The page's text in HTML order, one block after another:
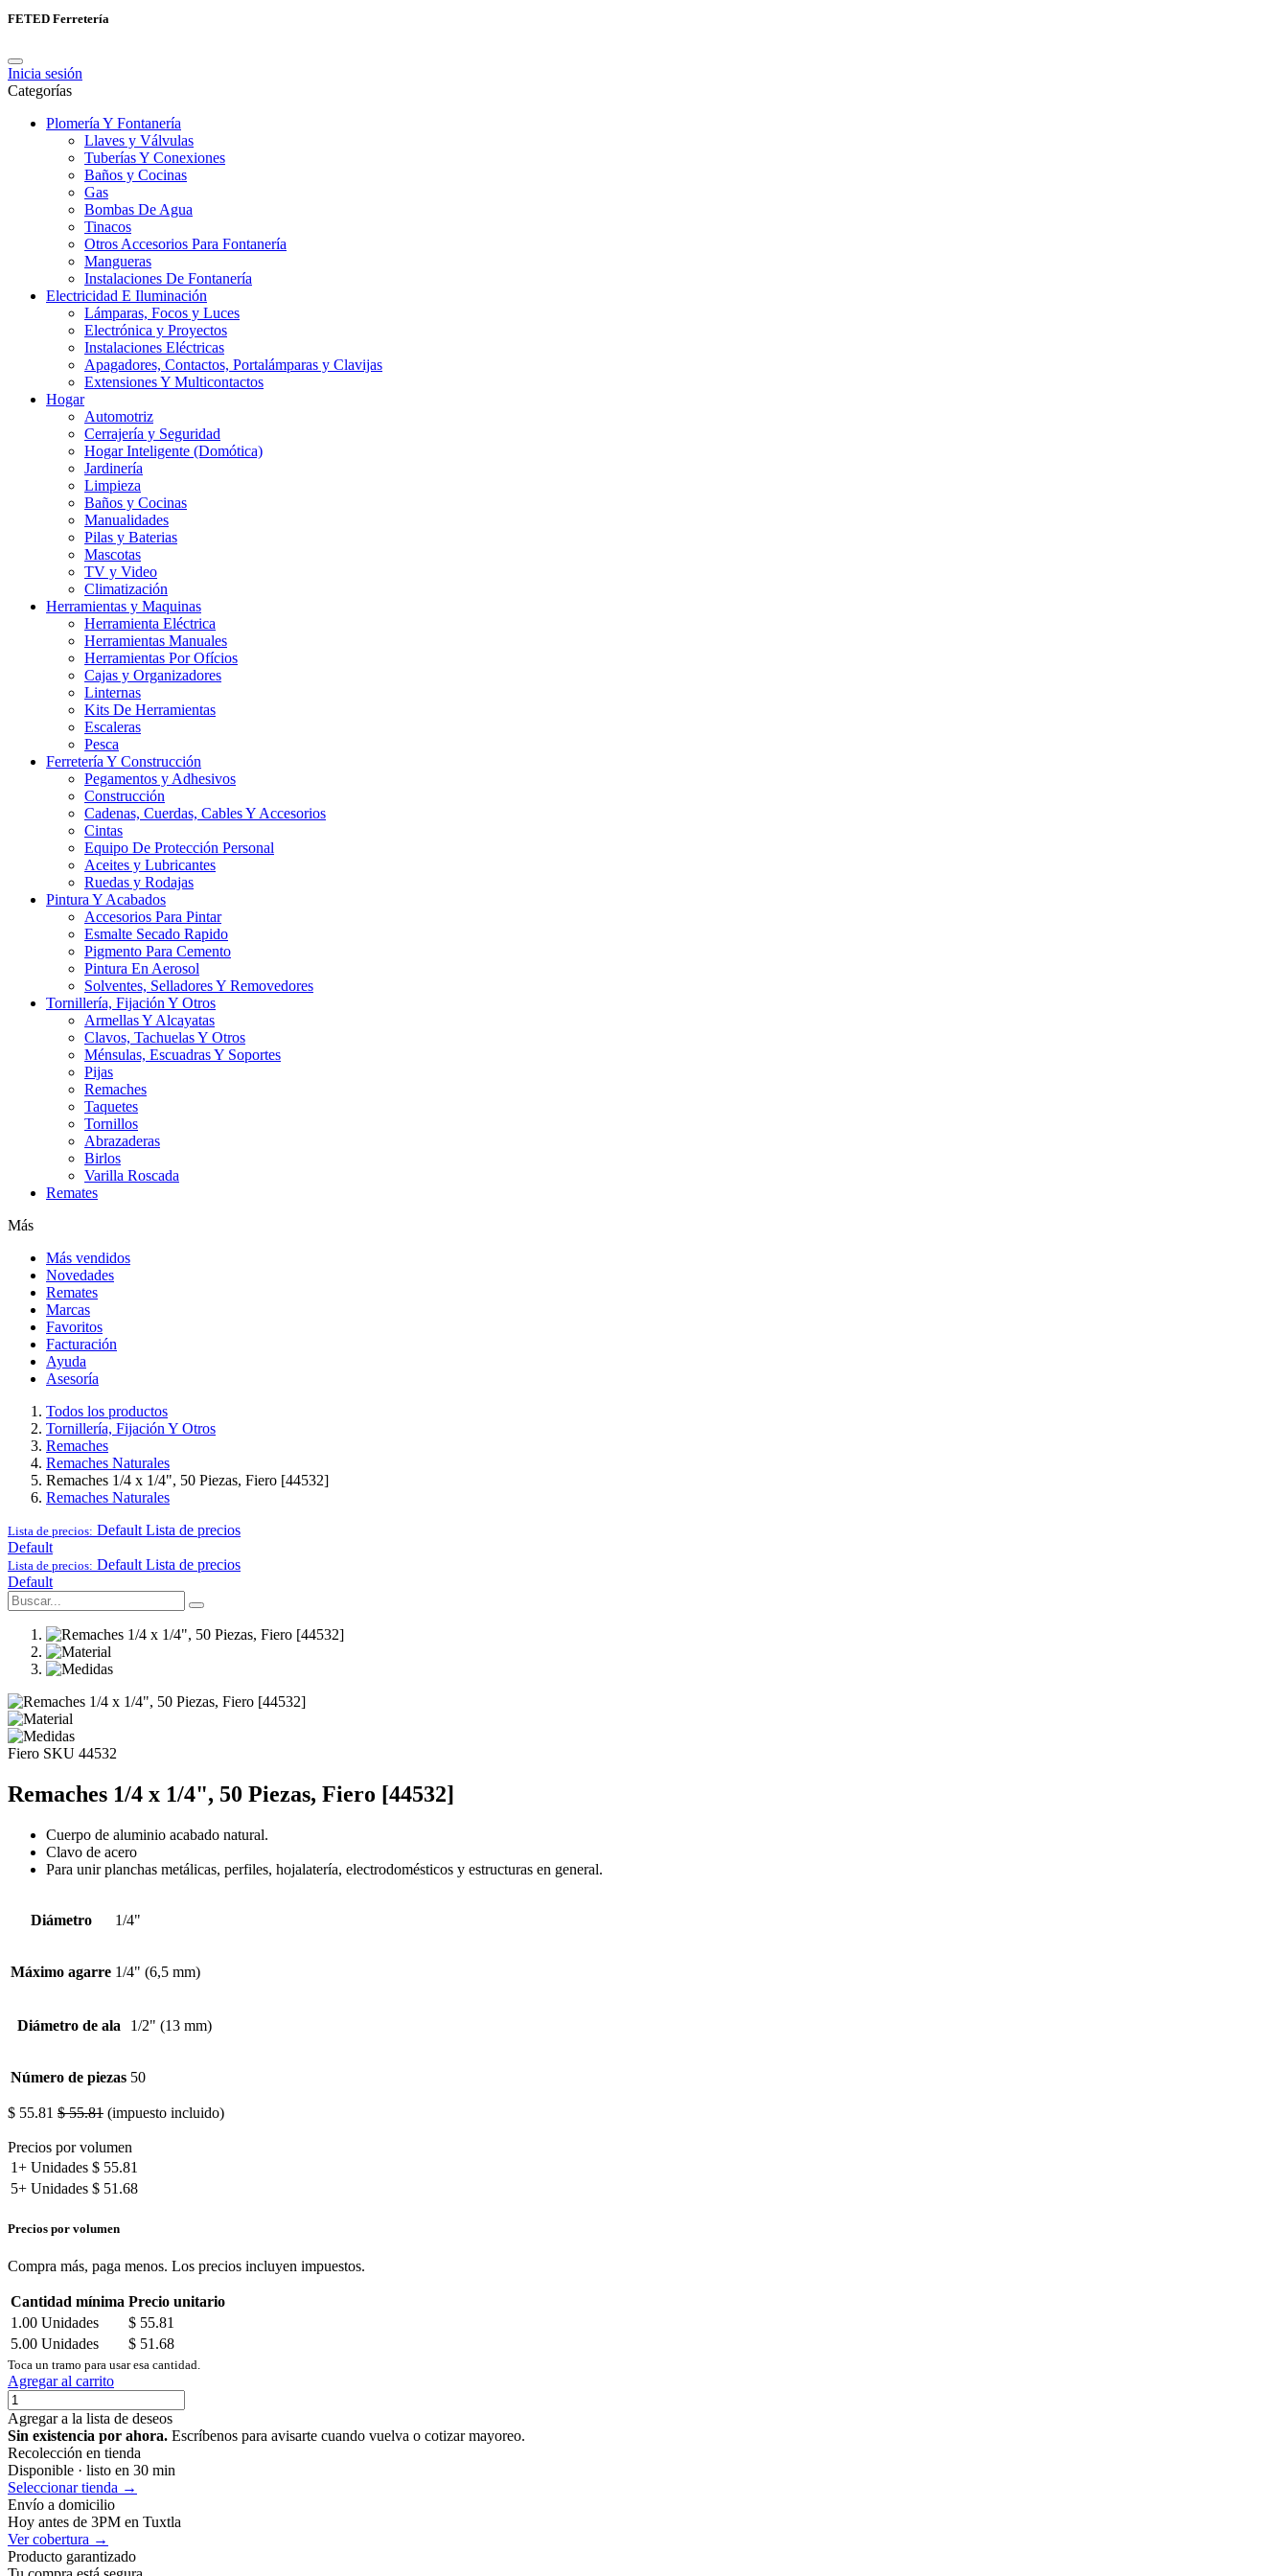
FETED Ferretería
Inicia sesión
Categorías
Plomería Y Fontanería
Llaves y Válvulas
Tuberías Y Conexiones
Baños y Cocinas
Gas
Bombas De Agua
Tinacos
Otros Accesorios Para Fontanería
Mangueras
Instalaciones De Fontanería
Electricidad E Iluminación
Lámparas, Focos y Luces
Electrónica y Proyectos
Instalaciones Eléctricas
Apagadores, Contactos, Portalámparas y Clavijas
Extensiones Y Multicontactos
Hogar
Automotriz
Cerrajería y Seguridad
Hogar Inteligente (Domótica)
Jardinería
Limpieza
Baños y Cocinas
Manualidades
Pilas y Baterias
Mascotas
TV y Video
Climatización
Herramientas y Maquinas
Herramienta Eléctrica
Herramientas Manuales
Herramientas Por Ofícios
Cajas y Organizadores
Linternas
Kits De Herramientas
Escaleras
Pesca
Ferretería Y Construcción
Pegamentos y Adhesivos
Construcción
Cadenas, Cuerdas, Cables Y Accesorios
Cintas
Equipo De Protección Personal
Aceites y Lubricantes
Ruedas y Rodajas
Pintura Y Acabados
Accesorios Para Pintar
Esmalte Secado Rapido
Pigmento Para Cemento
Pintura En Aerosol
Solventes, Selladores Y Removedores
Tornillería, Fijación Y Otros
Armellas Y Alcayatas
Clavos, Tachuelas Y Otros
Ménsulas, Escuadras Y Soportes
Pijas
Remaches
Taquetes
Tornillos
Abrazaderas
Birlos
Varilla Roscada
Remates
Más
Más vendidos
Novedades
Remates
Marcas
Favoritos
Facturación
Ayuda
Asesoría
Todos los productos
Tornillería, Fijación Y Otros
Remaches
Remaches Naturales
Remaches 1/4 x 1/4", 50 Piezas, Fiero [44532]
Remaches Naturales
Lista de precios: Default Lista de precios
Default
Lista de precios: Default Lista de precios
Default
Fiero SKU 44532
Remaches 1/4 x 1/4", 50 Piezas, Fiero [44532]
Cuerpo de aluminio acabado natural.
Clavo de acero
Para unir planchas metálicas, perfiles, hojalatería, electrodomésticos y estructuras en general.
Diámetro 1/4"
Máximo agarre 1/4" (6,5 mm)
Diámetro de ala 1/2" (13 mm)
Número de piezas 50
$ 55.81 $55.81 (impuesto incluido)
Precios por volumen
1+ Unidades $ 55.81
5+ Unidades $ 51.68
Precios por volumen
Compra más, paga menos. Los precios incluyen impuestos.
Cantidad mínima Precio unitario
1.00 Unidades $ 55.81
5.00 Unidades $ 51.68
Toca un tramo para usar esa cantidad.
Agregar al carrito
Agregar a la lista de deseos
Sin existencia por ahora. Escríbenos para avisarte cuando vuelva o cotizar mayoreo.
Recolección en tienda
Disponible · listo en 30 min
Seleccionar tienda →
Envío a domicilio
Hoy antes de 3PM en Tuxtla
Ver cobertura →
Producto garantizado